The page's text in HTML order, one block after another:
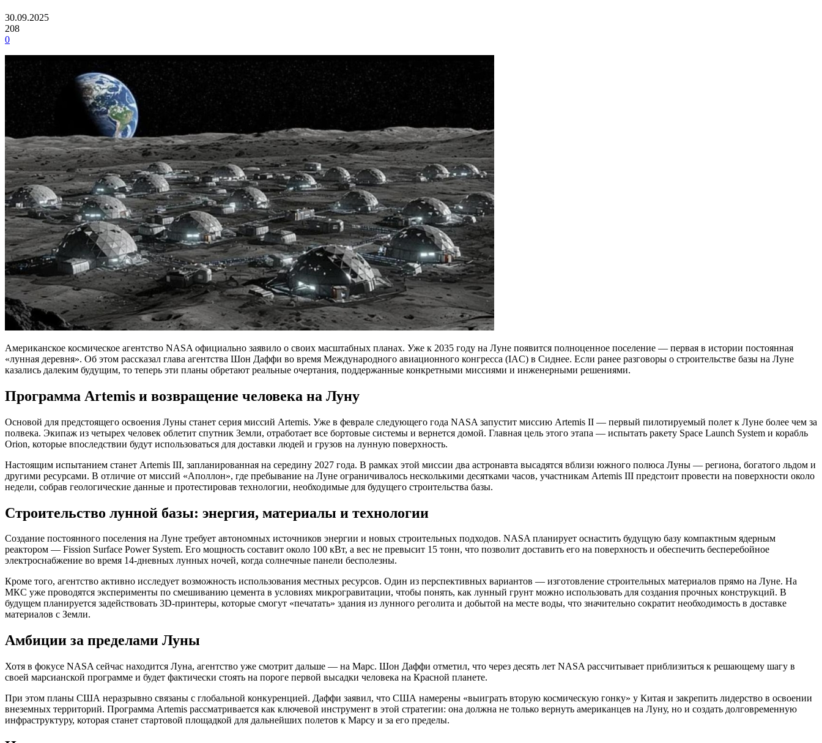
30.09.2025
208
0
Американское космическое агентство NASA официально заявило о своих масштабных планах. Уже к 2035 году на Луне появится полноценное поселение — первая в истории постоянная
«лунная деревня». Об этом рассказал глава агентства Шон Даффи во время Международного авиационного конгресса (IAC) в Сиднее. Если ранее разговоры о строительстве базы на Луне
казались далеким будущим, то теперь эти планы обретают реальные очертания, поддержанные конкретными миссиями и инженерными решениями.
Программа Artemis и возвращение человека на Луну
Основой для предстоящего освоения Луны станет серия миссий Artemis. Уже в феврале следующего года NASA запустит миссию Artemis II — первый пилотируемый полет к Луне более чем за
полвека. Экипаж из четырех человек облетит спутник Земли, отработает все бортовые системы и вернется домой. Главная цель этого этапа — испытать ракету Space Launch System и корабль
Orion, которые впоследствии будут использоваться для доставки людей и грузов на лунную поверхность.
Настоящим испытанием станет Artemis III, запланированная на середину 2027 года. В рамках этой миссии два астронавта высадятся вблизи южного полюса Луны — региона, богатого льдом и
другими ресурсами. В отличие от миссий «Аполлон», где пребывание на Луне ограничивалось несколькими десятками часов, участникам Artemis III предстоит провести на поверхности около
недели, собрав геологические данные и протестировав технологии, необходимые для будущего строительства базы.
Строительство лунной базы: энергия, материалы и технологии
Создание постоянного поселения на Луне требует автономных источников энергии и новых строительных подходов. NASA планирует оснастить будущую базу компактным ядерным
реактором — Fission Surface Power System. Его мощность составит около 100 кВт, а вес не превысит 15 тонн, что позволит доставить его на поверхность и обеспечить бесперебойное
электроснабжение во время 14-дневных лунных ночей, когда солнечные панели бесполезны.
Кроме того, агентство активно исследует возможность использования местных ресурсов. Один из перспективных вариантов — изготовление строительных материалов прямо на Луне. На
МКС уже проводятся эксперименты по смешиванию цемента в условиях микрогравитации, чтобы понять, как лунный грунт можно использовать для создания прочных конструкций. В
будущем планируется задействовать 3D-принтеры, которые смогут «печатать» здания из лунного реголита и добытой на месте воды, что значительно сократит необходимость в доставке
материалов с Земли.
Амбиции за пределами Луны
Хотя в фокусе NASA сейчас находится Луна, агентство уже смотрит дальше — на Марс. Шон Даффи отметил, что через десять лет NASA рассчитывает приблизиться к решающему шагу в
своей марсианской программе и будет фактически стоять на пороге первой высадки человека на Красной планете.
При этом планы США неразрывно связаны с глобальной конкуренцией. Даффи заявил, что США намерены «выиграть вторую космическую гонку» у Китая и закрепить лидерство в освоении
внеземных территорий. Программа Artemis рассматривается как ключевой инструмент в этой стратегии: она должна не только вернуть американцев на Луну, но и создать долговременную
инфраструктуру, которая станет стартовой площадкой для дальнейших полетов к Марсу и за его пределы.